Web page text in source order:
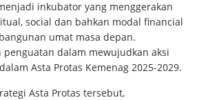
inkubator yang menggerakan
social dan bahkan modal financial
umat masa depan.
penguatan dalam mewujudkan aksi
Asta Protas Kemenag 2025-2029.
Asta Protas tersebut,